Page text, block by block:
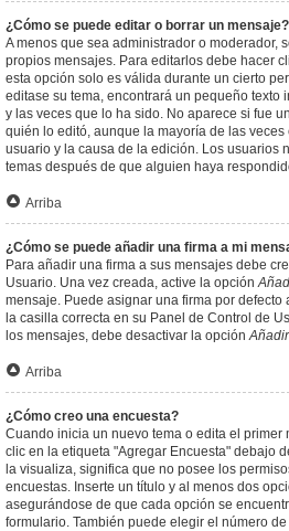
¿Cómo se puede editar o borrar un mensaje?
A menos que sea administrador o moderador,
propios mensajes. Para editarlos debe hacer
esta opción solo es válida durante un cierto
editase su tema, encontrará un pequeño texto
y las veces que lo ha sido. No aparece si fue
quién lo editó, aunque la mayoría de las
usuario y la causa de la edición. Los usuarios
temas después de que alguien haya
Arriba
¿Cómo se puede añadir una firma a mi
Para añadir una firma a sus mensajes debe
Usuario. Una vez creada, active la opción
mensaje. Puede asignar una firma por defecto
la casilla correcta en su Panel de Control de
los mensajes, debe desactivar la opción
Arriba
¿Cómo creo una encuesta?
Cuando inicia un nuevo tema o edita el primer
clic en la etiqueta "Agregar Encuesta" debajo
la visualiza, significa que no posee los
encuestas. Inserte un título y al menos dos
asegurándose de que cada opción se
formulario. También puede elegir el número